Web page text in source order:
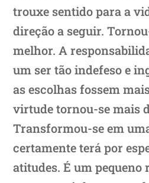
trouxe sentido para a
direção a seguir.
melhor. A
um ser tão indefeso e
as escolhas fossem
virtude tornou-se mais
Transformou-se em
certamente terá por
atitudes. É um pequeno